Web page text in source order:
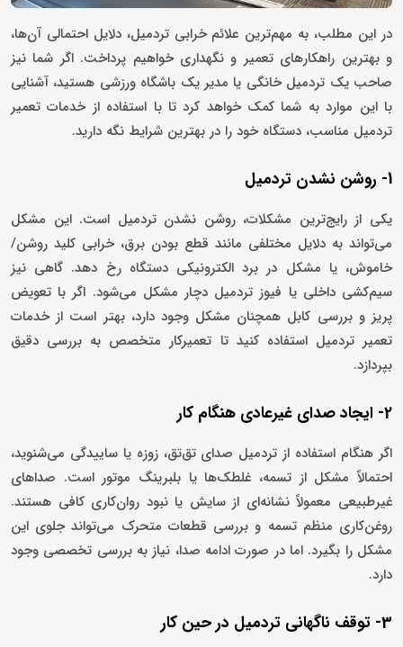
در این مطلب، به مهم‌ترین علائم خرابی تردمیل، دلایل احتمالی آن‌ها،
و بهترین راهکارهای تعمیر و نگهداری خواهیم پرداخت. اگر شما نیز
صاحب یک تردمیل خانگی یا مدیر یک باشگاه ورزشی هستید، آشنایی
با این موارد به شما کمک خواهد کرد تا با استفاده از خدمات تعمیر
تردمیل مناسب، دستگاه خود را در بهترین شرایط نگه دارید.
1- روشن نشدن تردمیل
یکی از رایج‌ترین مشکلات، روشن نشدن تردمیل است. این مشکل
می‌تواند به دلایل مختلفی مانند قطع بودن برق، خرابی کلید روشن/
خاموش، یا مشکل در برد الکترونیکی دستگاه رخ دهد. گاهی نیز
سیم‌کشی داخلی یا فیوز تردمیل دچار مشکل می‌شود. اگر با تعویض
پریز و بررسی کابل همچنان مشکل وجود دارد، بهتر است از خدمات
تعمیر تردمیل استفاده کنید تا تعمیرکار متخصص به بررسی دقیق
بپردازد.
2- ایجاد صدای غیرعادی هنگام کار
اگر هنگام استفاده از تردمیل صدای تق‌تق، زوزه یا ساییدگی می‌شنوید،
احتمالاً مشکل از تسمه، غلطک‌ها یا بلبرینگ موتور است. صداهای
غیرطبیعی معمولاً نشانه‌ای از سایش یا نبود روان‌کاری کافی هستند.
روغن‌کاری منظم تسمه و بررسی قطعات متحرک می‌تواند جلوی این
مشکل را بگیرد. اما در صورت ادامه صدا، نیاز به بررسی تخصصی وجود
دارد.
3- توقف ناگهانی تردمیل در حین کار